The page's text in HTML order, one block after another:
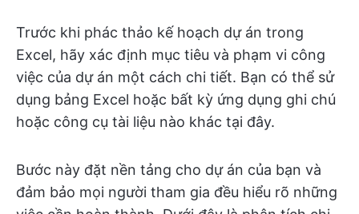
Trước khi phác thảo kế hoạch dự án trong
Excel, hãy xác định mục tiêu và phạm vi công
việc của dự án một cách chi tiết. Bạn có thể sử
dụng bảng Excel hoặc bất kỳ ứng dụng ghi chú
hoặc công cụ tài liệu nào khác tại đây.
Bước này đặt nền tảng cho dự án của bạn và
đảm bảo mọi người tham gia đều hiểu rõ những